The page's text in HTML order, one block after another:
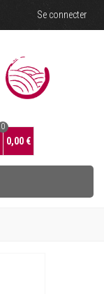
Se connecter
0
0,00 €